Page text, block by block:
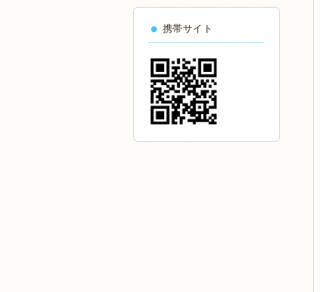
携帯サイト